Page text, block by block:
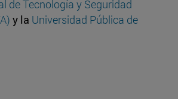
de Tecnología y Seguridad
y la Universidad Pública de